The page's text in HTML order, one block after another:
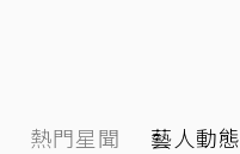
熱門星聞 藝人動態